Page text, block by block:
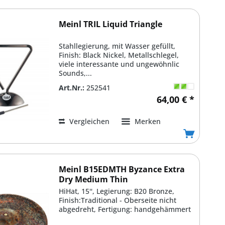
Meinl TRIL Liquid Triangle
Stahllegierung, mit Wasser gefüllt,
Finish: Black Nickel, Metallschlegel,
viele interessante und ungewöhnlic
Sounds,...
Art.Nr.: 252541
64,00 € *
Vergleichen Merken
Meinl B15EDMTH Byzance Extra
Dry Medium Thin
HiHat, 15'', Legierung: B20 Bronze,
Finish:Traditional - Oberseite nicht
abgedreht, Fertigung: handgehämmert